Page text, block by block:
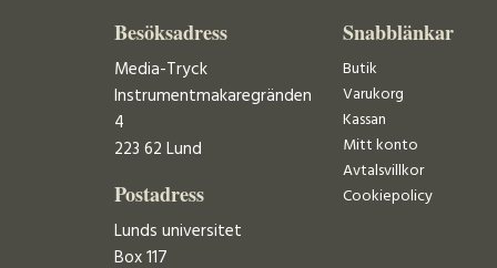
Besöksadress
Media-Tryck
Instrumentmakaregränden
4
223 62 Lund
Postadress
Lunds universitet
Box 117
Snabblänkar
Butik
Varukorg
Kassan
Mitt konto
Avtalsvillkor
Cookiepolicy